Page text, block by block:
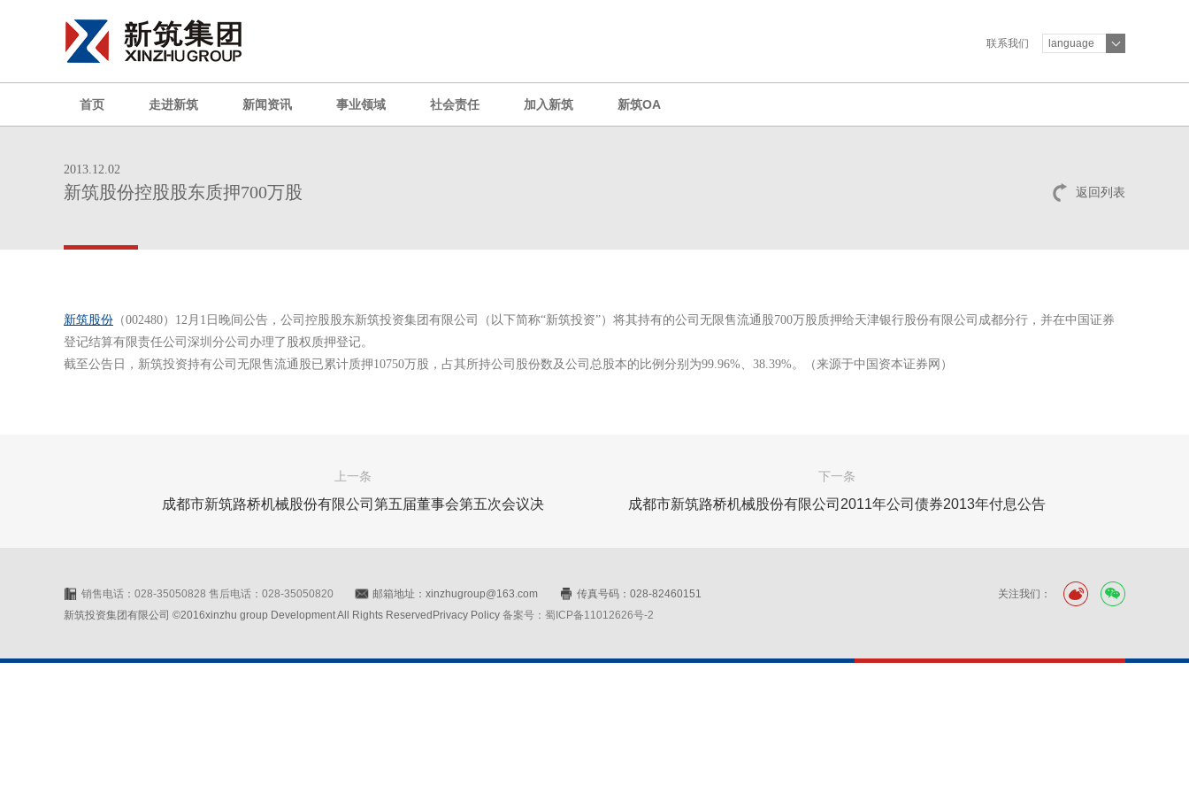
联系我们 language
首页 走进新筑 新闻资讯 事业领域 社会责任 加入新筑 新筑OA
返回列表
2013.12.02
新筑股份控股股东质押700万股
新筑股份 （002480）12月1日晚间公告，公司控股股东新筑投资集团有限公司（以下简称“新筑投资”）将其持有的公司无限售流通股700万股质押给天津银行股份有限公司成都分行，并在中国证券
登记结算有限责任公司深圳分公司办理了股权质押登记。
截至公告日，新筑投资持有公司无限售流通股已累计质押10750万股，占其所持公司股份数及公司总股本的比例分别为99.96%、38.39%。（来源于中国资本证券网）
上一条
成都市新筑路桥机械股份有限公司第五届董事会第五次会议决
下一条
成都市新筑路桥机械股份有限公司2011年公司债券2013年付息公告
关注我们：
销售电话：028-35050828 售后电话：028-35050820 邮箱地址：xinzhugroup@163.com
传真号码：028-82460151
新筑投资集团有限公司 ©2016xinzhu group Development All Rights ReservedPrivacy Policy 备案号：蜀ICP备11012626号-2